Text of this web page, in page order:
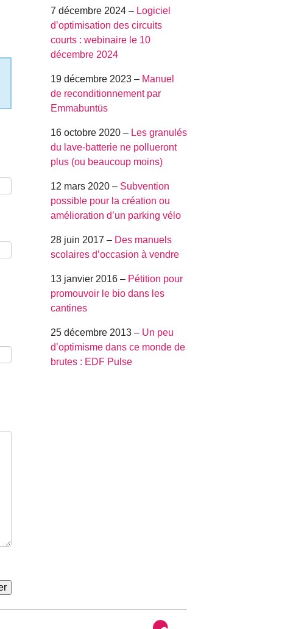
7 décembre 2024 – Logiciel
d’optimisation des circuits
courts : webinaire le 10
décembre 2024
19 décembre 2023 – Manuel
de reconditionnement par
Emmabuntüs
16 octobre 2020 – Les granulés
du lave-batterie ne pollueront
plus (ou beaucoup moins)
12 mars 2020 – Subvention
possible pour la création ou
amélioration d’un parking vélo
28 juin 2017 – Des manuels
scolaires d’occasion à vendre
13 janvier 2016 – Pétition pour
promouvoir le bio dans les
cantines
25 décembre 2013 – Un peu
d’optimisme dans ce monde de
brutes : EDF Pulse